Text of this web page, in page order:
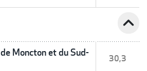
expand_less
Moncton et du Sud-
30,3